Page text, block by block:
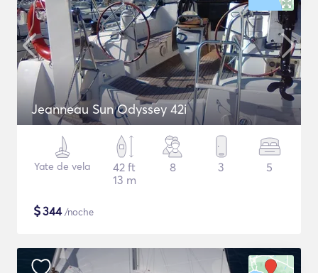
Jeanneau Sun Odyssey 42i
Yate de vela
42 ft
13 m
8 3 5
$344/noche